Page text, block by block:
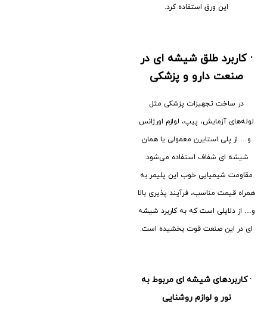
این ورق استفاده کرد.
·کاربرد طلق شیشه ای در
صنعت دارو و پزشکی
در ساخت تجهیزات پزشکی مثل
لوله‌های آزمایش، پیپ، لوازم اورژانس
و… از پلی استایرن معمولی یا همان
شیشه ای شفاف استفاده می‌شود.
مقاومت شیمیایی خوب این پلیمر به
همراه قیمت مناسب، فرآیند پذیری بالا
و… از دلایلی است که به کاربرد شیشه
ای در این صنعت قوت بخشیده است.
·کاربردهای شیشه ای مربوط به
نور و لوازم روشنایی